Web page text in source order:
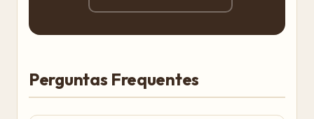
Perguntas Frequentes